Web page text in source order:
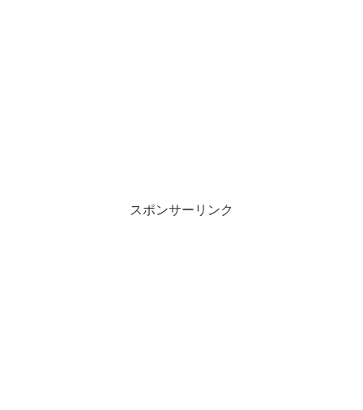
スポンサーリンク